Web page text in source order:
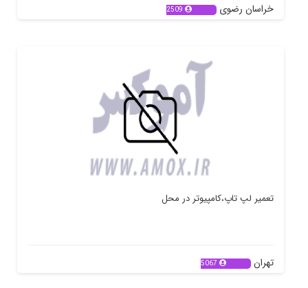
خراسان رضوی 2509
تعمیر لپ تاپ،کامپیوتر در محل
تهران 5067